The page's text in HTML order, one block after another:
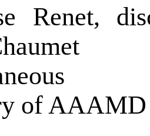
Renet,
of AAAMD